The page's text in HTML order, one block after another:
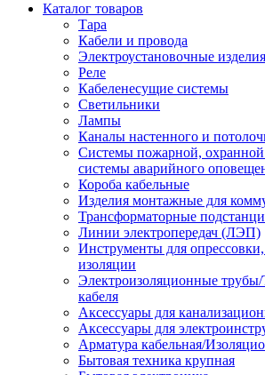
Каталог товаров
Тара
Кабели и провода
Электроустановочные изделия
Реле
Кабеленесущие системы
Светильники
Лампы
Каналы настенного и
Системы пожарной, охранной
системы аварийного
Короба кабельные
Изделия монтажные для
Трансформаторные
Линии электропередач (ЛЭП)
Инструменты для опрессовки,
изоляции
Электроизоляционные
кабеля
Аксессуары для
Аксессуары для
Арматура кабельная/
Бытовая техника крупная